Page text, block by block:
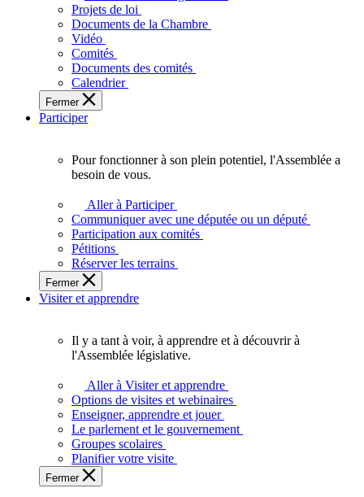
touchent
des
Ontariennes
et
Projets de loi
Documents de la Chambre
Vidéo
Comités
Documents des comités
Calendrier
Fermer
Participer
plein
potentiel,
l'Assemblée
a
besoin
de
Pour fonctionner à son plein potentiel, l'Assemblée a
besoin de vous.
Aller à Participer
Communiquer avec une députée ou un député
Participation aux comités
Pétitions
Réserver les terrains
Fermer
Visiter et apprendre
voir,
apprendre
et
à
Il y a tant à voir, à apprendre et à découvrir à
l'Assemblée législative.
Aller à Visiter et apprendre
Options de visites et webinaires
Enseigner, apprendre et jouer
Le parlement et le gouvernement
Groupes scolaires
Planifier votre visite
Fermer